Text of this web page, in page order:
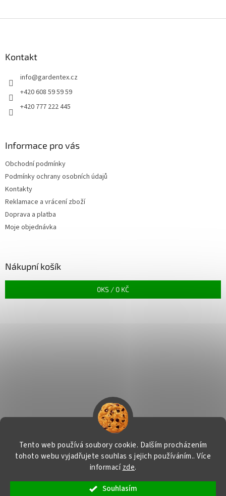
Tento web používá soubory cookie. Dalším procházením
tohoto webu vyjadřujete souhlas s jejich používáním.. Více
informacízde.
Souhlasím
Kontakt
info@gardentex.cz
+420 608 59 59 59
+420 777 222 445
Informace pro vás
Obchodní podmínky
Podmínky ochrany osobních údajů
Kontakty
Reklamace a vrácení zboží
Doprava a platba
Moje objednávka
Nákupní košík
0KS / 0 KČ
Vytvořil Shoptet